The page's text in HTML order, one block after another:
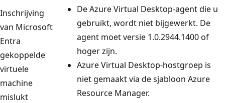
Inschrijving
van Microsoft
Entra
gekoppelde
virtuele
machine
mislukt
De Azure Virtual Desktop-agent die u
gebruikt, wordt niet bijgewerkt. De
agent moet versie 1.0.2944.1400 of
hoger zijn.
Azure Virtual Desktop-hostgroep is
niet gemaakt via de sjabloon Azure
Resource Manager.